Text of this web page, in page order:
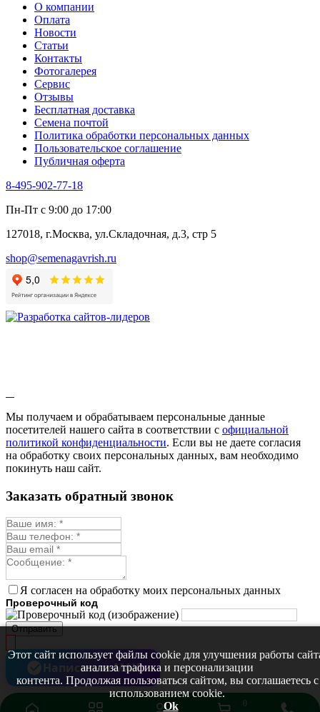
Тмин
Трава для чая
Туласи
Укроп
Фенхель пряный
Хризантема овощная
Цикорий пряный
Цикорий салатный (Витлуф)
Черемша
Шпинат
Щавель
Эндивий
Эстрагон
Алтей
Бессмертник
Валериана
Валерианелла
Гибискус лекарственный
Девясил
Душица
Змееголовник
Мыльнянка
Мята
Овсяный корень
Огуречная трава
Пустырник
Репешок
Синюха
Смесь лекарственных
Стевия
Тимьян ползучий (чабрец)
Фенхель лекарственный
Цикорий лекарственный
Череда лекарственная
Чернокорень
Шалфей
Семена ягод
Брусника
О компании
Оплата
Новости
Статьи
Контакты
Фотогалерея​
Сервис
Отзывы
Бесплатная доставка
Семена почтой
Политика обработки персональных данных
Пользовательское соглашение
Публичная оферта
8-495-902-77-18
Пн-Пт с 9:00 до 17:00
127018, г.Москва, ул.Складочная, д.3, стр 5
shop@semenagavrish.ru
Мы получаем и обрабатываем персональные данные
посетителей нашего сайта в соответствии с официальной
политикой конфиденциальности. Если вы не даете согласия
на обработку своих персональных данных, вам необходимо
покинуть наш сайт.
Этот сайт использует файлы cookie для улучшения работы
анализа трафика и персонализации
контента. Продолжая пользоваться сайтом, вы соглашаетесь с
использованием cookie.
Ok
Заказать обратный звонок
Я согласен на обработку моих персональных данных
Проверочный код
Отправить
0
Написать в MAX